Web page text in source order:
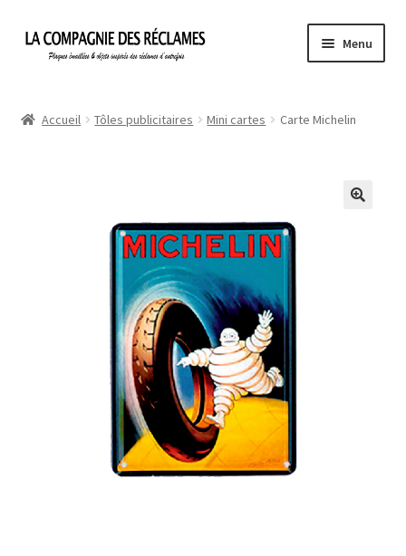
Aller
Aller
Menu
Ma Commande
Politique de confidentialité
Une histoire de plaques émaillées
Accueil Tôles publicitaires Mini cartes Carte Michelin